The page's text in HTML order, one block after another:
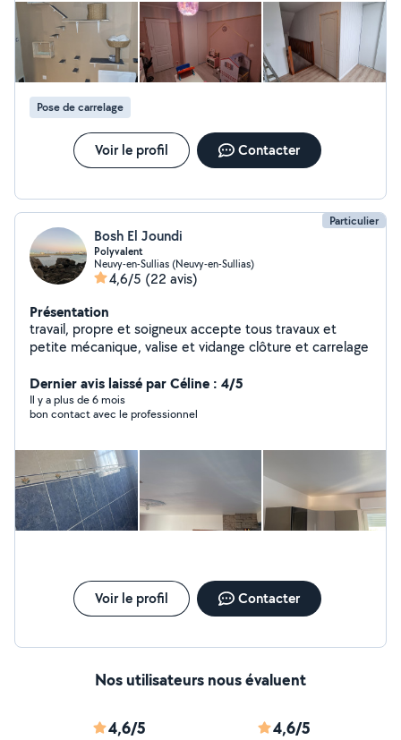
Pose de carrelage
Voir le profil Contacter
Particulier
Bosh El Joundi
Polyvalent
Neuvy-en-Sullias (Neuvy-en-Sullias)
4,6/5 (22 avis)
Présentation
travail, propre et soigneux accepte tous travaux et
petite mécanique, valise et vidange clôture et carrelage
Dernier avis laissé par Céline : 4/5
Il y a plus de 6 mois
bon contact avec le professionnel
Voir le profil Contacter
Nos utilisateurs nous évaluent
4,6/5 4,6/5